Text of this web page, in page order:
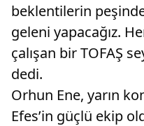
beklentilerin
geleni yapacağız.
çalışan bir TOFAŞ
dedi.
Orhun Ene, yarın
Efes’in güçlü ekip